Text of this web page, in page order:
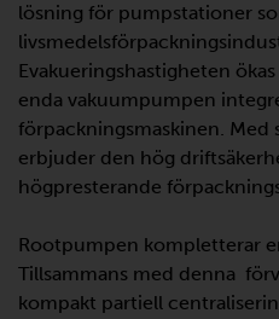
lösning för pumpstationer
Evakueringshastigheten
enda vakuumpumpen
förpackningsmaskinen. Med
erbjuder den hög
högpresterande
Rootpumpen kompletterar
Tillsammans med denna
kompakt partiell